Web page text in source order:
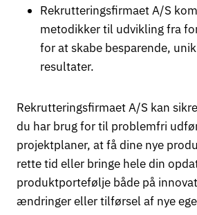
Rekrutteringsfirmaet A/S
metodikker til udvikling fra
for at skabe besparende,
resultater.
Rekrutteringsfirmaet A/S kan
du har brug for til problemfri
projektplaner, at få dine nye
rette tid eller bringe hele din
produktportefølje både på
ændringer eller tilførsel af nye